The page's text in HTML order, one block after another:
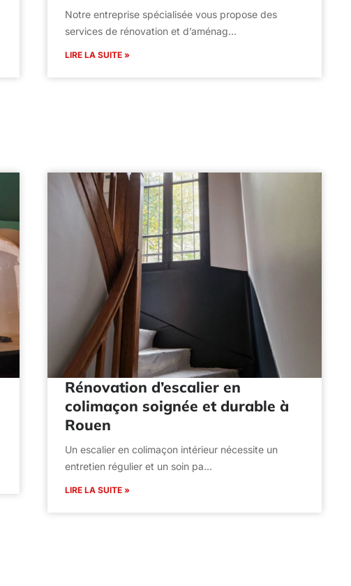
Notre entreprise spécialisée vous propose des
services de rénovation et d’aménag…
LIRE LA SUITE »
Rénovation d’escalier en
colimaçon soignée et durable à
Rouen
Un escalier en colimaçon intérieur nécessite un
entretien régulier et un soin pa…
LIRE LA SUITE »